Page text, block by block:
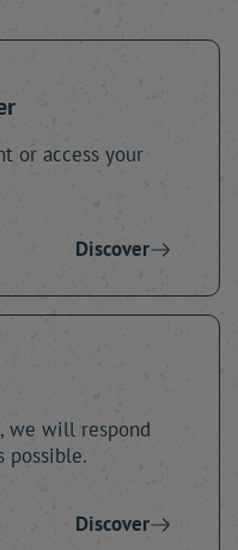
or access your
Discover
we will respond
possible.
Discover